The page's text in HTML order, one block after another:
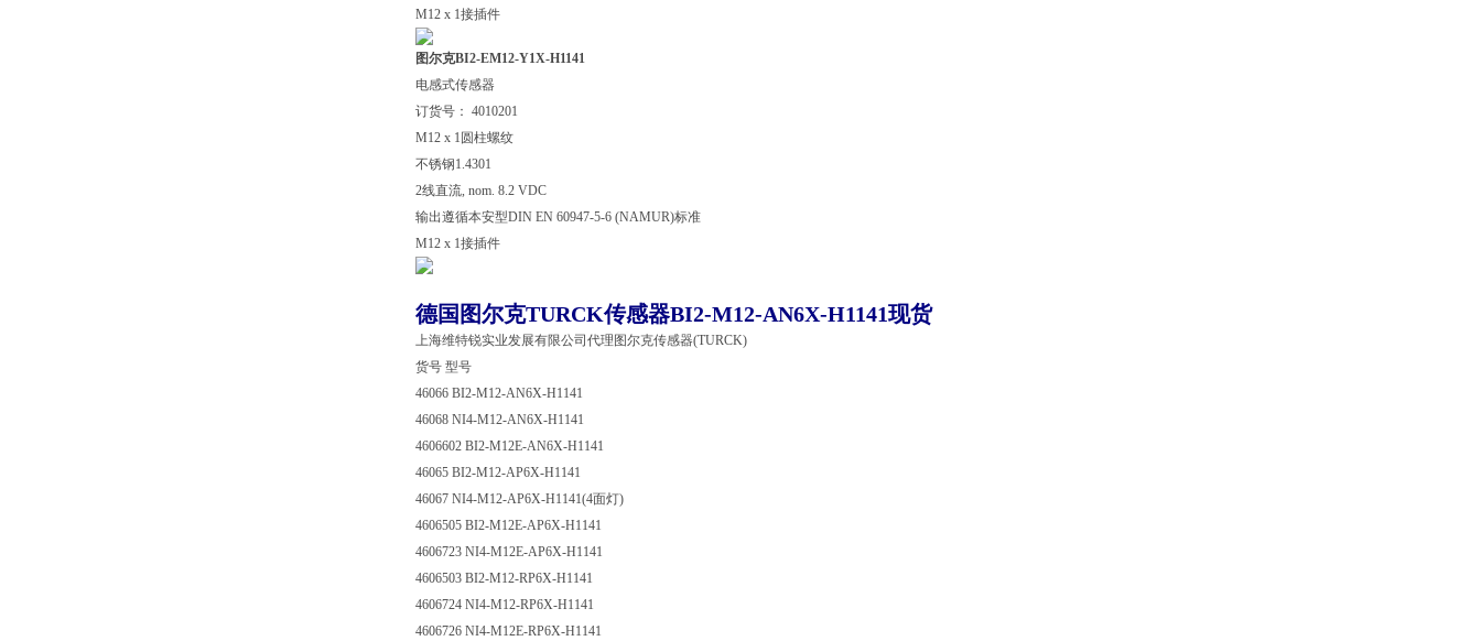
M12 x 1接插件
图尔克BI2-EM12-Y1X-H1141
电感式传感器
订货号： 4010201
M12 x 1圆柱螺纹
不锈钢1.4301
2线直流, nom. 8.2 VDC
输出遵循本安型DIN EN 60947-5-6 (NAMUR)标准
M12 x 1接插件
德国图尔克TURCK传感器BI2-M12-AN6X-H1141现货
上海维特锐实业发展有限公司代理图尔克传感器(TURCK)
货号 型号
46066 BI2-M12-AN6X-H1141
46068 NI4-M12-AN6X-H1141
4606602 BI2-M12E-AN6X-H1141
46065 BI2-M12-AP6X-H1141
46067 NI4-M12-AP6X-H1141(4面灯)
4606505 BI2-M12E-AP6X-H1141
4606723 NI4-M12E-AP6X-H1141
4606503 BI2-M12-RP6X-H1141
4606724 NI4-M12-RP6X-H1141
4606726 NI4-M12E-RP6X-H1141